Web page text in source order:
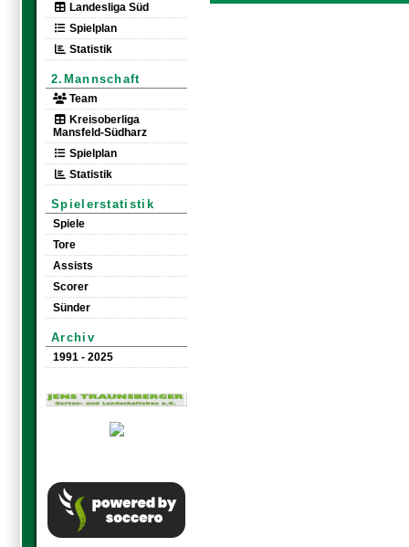
Landesliga Süd
Spielplan
Statistik
2.Mannschaft
Team
Kreisoberliga
Mansfeld-Südharz
Spielplan
Statistik
Spielerstatistik
Spiele
Tore
Assists
Scorer
Sünder
Archiv
1991 - 2025